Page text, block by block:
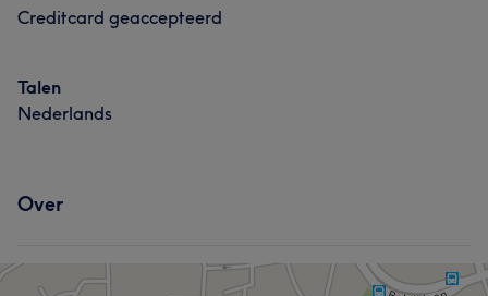
Creditcard geaccepteerd
Talen
Nederlands
Over